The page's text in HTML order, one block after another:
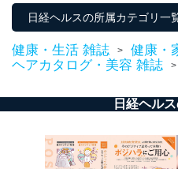
当社が取り扱う開示対象個
りです。
No
個人情報の種類
当社の定期購読サ
の方の個人情報
購入
ス、
個人
閲覧
日経ヘルスの所属カテゴリ一
健康・生活 雑誌 >
健康・
ヘアカタログ・美容 雑誌
>
日経ヘル